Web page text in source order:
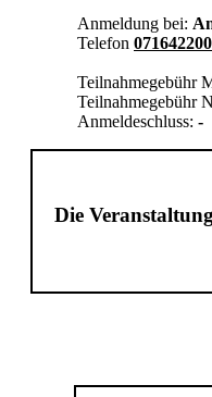
Anmeldung bei:
Telefon
Teilnahmegebühr
Teilnahmegebühr
Anmeldeschluss: -
Die